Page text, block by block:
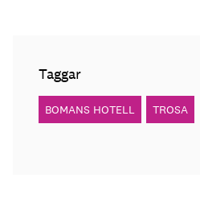
Taggar
BOMANS HOTELL TROSA